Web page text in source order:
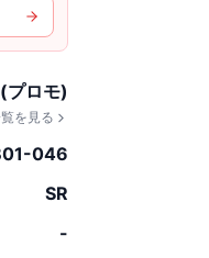
プロモ)
を見る
046
SR
-